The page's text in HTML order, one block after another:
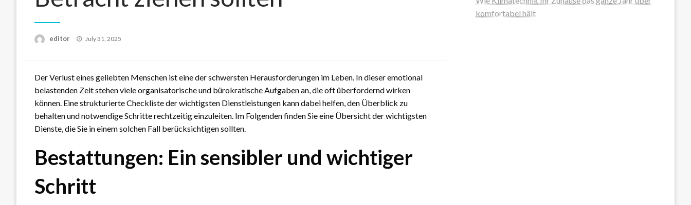
editor
Posted
July 31, 2025
Der Verlust eines geliebten Menschen ist eine der schwersten Herausforderungen im Leben. In dieser emotional
belastenden Zeit stehen viele organisatorische und bürokratische Aufgaben an, die oft überfordernd wirken
können. Eine strukturierte Checkliste der wichtigsten Dienstleistungen kann dabei helfen, den Überblick zu
behalten und notwendige Schritte rechtzeitig einzuleiten. Im Folgenden finden Sie eine Übersicht der wichtigsten
Dienste, die Sie in einem solchen Fall berücksichtigen sollten.
Bestattungen: Ein sensibler und wichtiger
Schritt
komfortabel hält